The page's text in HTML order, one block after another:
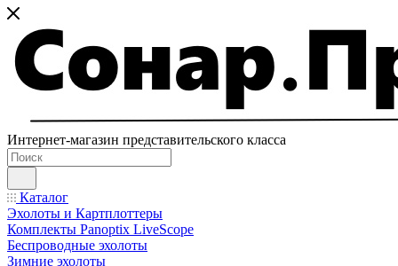
Интернет-магазин представительского класса
Каталог
Эхолоты и Картплоттеры
Комплекты Panoptix LiveScope
Беспроводные эхолоты
Зимние эхолоты